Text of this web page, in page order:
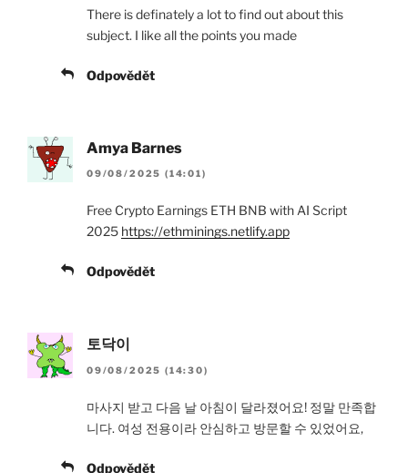
There is definately a lot to find out about this
subject. I like all the points you made
Odpovědět
Amya Barnes
09/08/2025 (14:01)
Free Crypto Earnings ETH BNB with AI Script
2025 https://ethminings.netlify.app
Odpovědět
토닥이
09/08/2025 (14:30)
마사지 받고 다음 날 아침이 달라졌어요! 정말 만족합
니다. 여성 전용이라 안심하고 방문할 수 있었어요,
Odpovědět